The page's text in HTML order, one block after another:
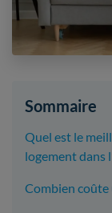
Sommaire
Quel est le
logement dans
Combien coûte